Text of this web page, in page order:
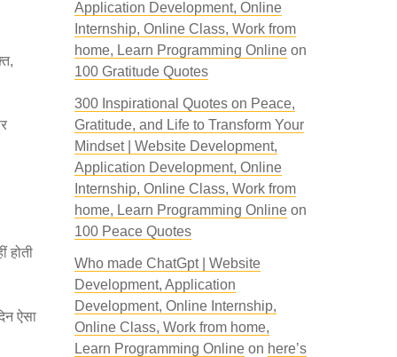
होती
ऐसा
Application Development, Online
Internship, Online Class, Work from
home, Learn Programming Onlineon
100 Gratitude Quotes
300 Inspirational Quotes on Peace,
Gratitude, and Life to Transform Your
Mindset | Website Development,
Application Development, Online
Internship, Online Class, Work from
home, Learn Programming Onlineon
100 Peace Quotes
Who made ChatGpt | Website
Development, Application
Development, Online Internship,
Online Class, Work from home,
Learn Programming Onlineon here’s